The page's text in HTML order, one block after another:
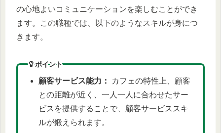
の心地よいコミュニケーションを楽しむことができ
ます。この職種では、以下のようなスキルが身につ
きます。
ポイント
顧客サービス能力：
カフェの特性上、顧客
との距離が近く、一人一人に合わせたサー
ビスを提供することで、顧客サービススキ
ルが鍛えられます。